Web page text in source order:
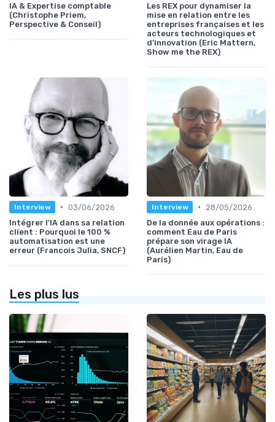
IA & Expertise comptable
(Christophe Priem,
Perspective & Conseil)
Les REX pour dynamiser la
mise en relation entre les
entreprises françaises et les
acteurs technologiques et
d’innovation (Eric Mattern,
Show me the REX)
Interview • 03/06/2026
Intégrer l'IA dans sa relation
client : Pourquoi le 100 %
automatisation est une
erreur (Francois Julia, SNCF)
Interview •
28/05/2026
De la donnée aux opérations :
comment Eau de Paris
prépare son virage IA
(Aurélien Martin, Eau de
Paris)
Les plus lus